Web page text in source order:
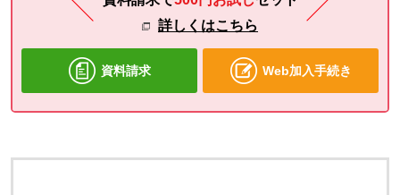
詳しくはこちら
資料請求 Web加入手続き